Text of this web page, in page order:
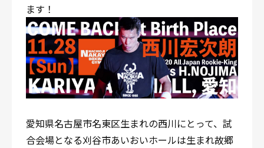
ます！
愛知県名古屋市名東区生まれの西川にとって、試
合会場となる刈谷市あいおいホールは生まれ故郷